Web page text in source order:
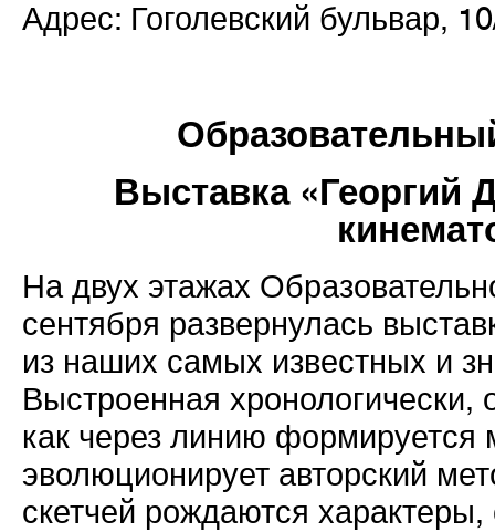
Адрес: Гоголевский бульвар,
Выставка «Георгий
На двух этажах
сентября развернулась
из наших самых известных и
Выстроенная хронологически,
как через линию
эволюционирует авторский
скетчей рождаются